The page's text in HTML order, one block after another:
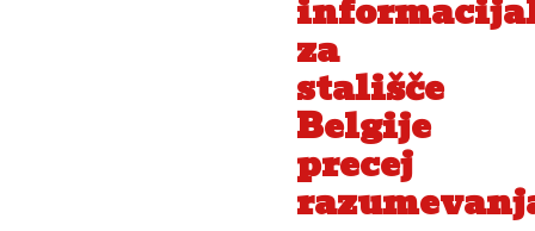
za
stališče
Belgije
precej